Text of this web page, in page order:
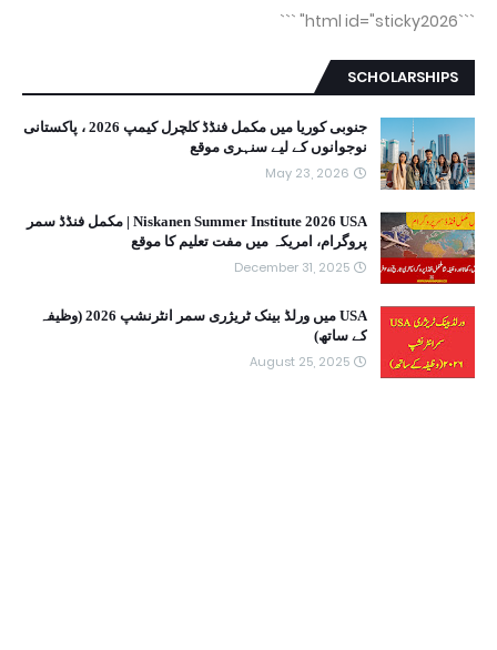
```html id="sticky2026"
```
SCHOLARSHIPS
جنوبی کوریا میں مکمل فنڈڈ کلچرل کیمپ 2026 ، پاکستانی
نوجوانوں کے لیے سنہری موقع
May 23, 2026
Niskanen Summer Institute 2026 USA | مکمل فنڈڈ سمر
پروگرام، امریکہ میں مفت تعلیم کا موقع
December 31, 2025
USA میں ورلڈ بینک ٹریژری سمر انٹرنشپ 2026 (وظیفہ
کے ساتھ)
August 25, 2025